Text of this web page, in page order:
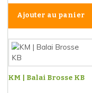
Ajouter au panier
KM | Balai Brosse KB